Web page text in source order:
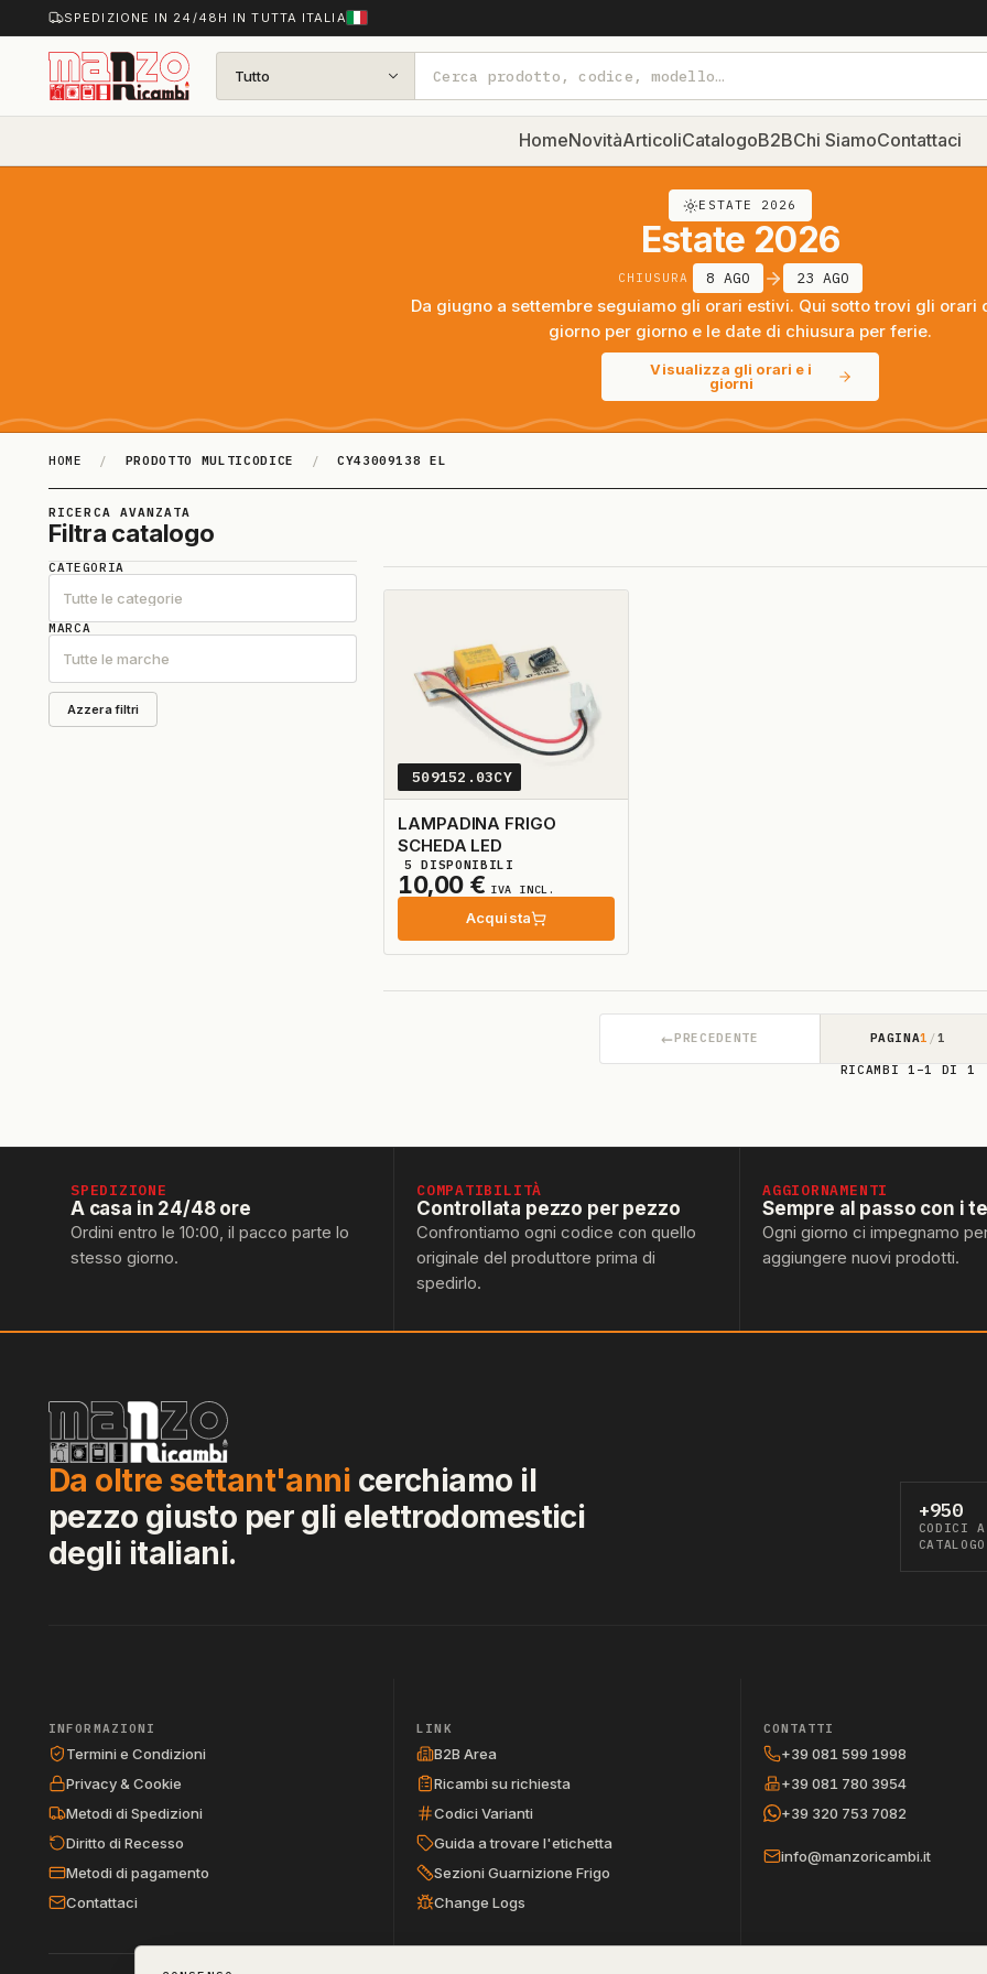
SPEDIZIONE IN 24/48H IN TUTTA ITALIA
Tutto
HomeNovitàArticoliCatalogoB2BChi SiamoContattaci
ESTATE 2026
Estate 2026
CHIUSURA 8 AGO 23 AGO
Da giugno a settembre seguiamo gli orari estivi. Qui sotto trovi gli orari
giorno per giorno e le date di chiusura per ferie.
Visualizza gli orari e i
giorni
HOME / PRODOTTO MULTICODICE / CY43009138 EL
CY43009138 EL
RICERCA AVANZATA
Filtra catalogo
CATEGORIA
Tutte le categorie
MARCA
Tutte le marche
Azzera filtri
509152.03CY
LAMPADINA FRIGO
SCHEDA LED
10,00 € IVA INCL.
Acquista
5 DISPONIBILI
←PRECEDENTE PAGINA1 /1
RICAMBI 1–1 DI 1
SPEDIZIONE
A casa in 24/48 ore
Ordini entro le 10:00, il pacco parte lo
stesso giorno.
COMPATIBILITÀ
Controllata pezzo per pezzo
Confrontiamo ogni codice con quello
originale del produttore prima di
spedirlo.
AGGIORNAMENTI
Sempre al passo con i
Ogni giorno ci impegnamo
aggiungere nuovi prodotti.
Da oltre settant'anni cerchiamo il
pezzo giusto per gli elettrodomestici
degli italiani.
+950
CODICI A
CATALOGO
INFORMAZIONI
Termini e Condizioni
Privacy & Cookie
Metodi di Spedizioni
Diritto di Recesso
Metodi di pagamento
Contattaci
LINK
B2B Area
Ricambi su richiesta
Codici Varianti
Guida a trovare l'etichetta
Sezioni Guarnizione Frigo
Change Logs
CONTATTI
+39 081 599 1998
+39 081 780 3954
+39 320 753 7082
info@manzoricambi.it